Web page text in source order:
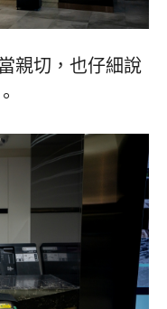
親切，也仔細說